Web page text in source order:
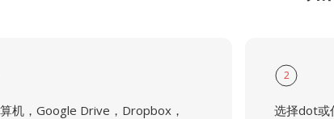
机，Google Drive，Dropbox，
2
选择dot或